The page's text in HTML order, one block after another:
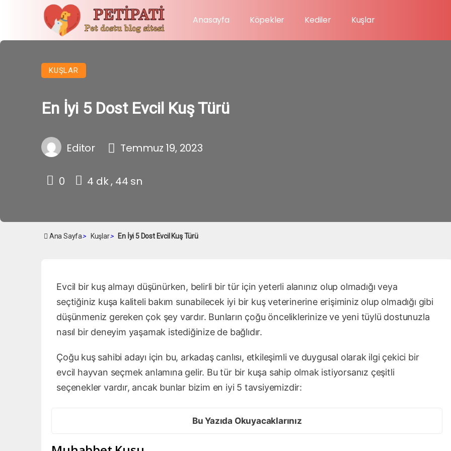
Anasayfa Köpekler Kediler Kuşlar
KUŞLAR
En İyi 5 Dost Evcil Kuş Türü
Editor Temmuz 19, 2023
0 4 dk , 44 sn
Ana Sayfa> Kuşlar> En İyi 5 Dost Evcil Kuş Türü
Evcil bir kuş almayı düşünürken, belirli bir tür için yeterli alanınız olup olmadığı veya
seçtiğiniz kuşa kaliteli bakım sunabilecek iyi bir kuş veterinerine erişiminiz olup olmadığı gibi
düşünmeniz gereken çok şey vardır. Bunların çoğu önceliklerinize ve yeni tüylü dostunuzla
nasıl bir deneyim yaşamak istediğinize de bağlıdır.
Çoğu kuş sahibi adayı için bu, arkadaş canlısı, etkileşimli ve duygusal olarak ilgi çekici bir
evcil hayvan seçmek anlamına gelir. Bu tür bir kuşa sahip olmak istiyorsanız çeşitli
seçenekler vardır, ancak bunlar bizim en iyi 5 tavsiyemizdir:
Bu Yazıda Okuyacaklarınız